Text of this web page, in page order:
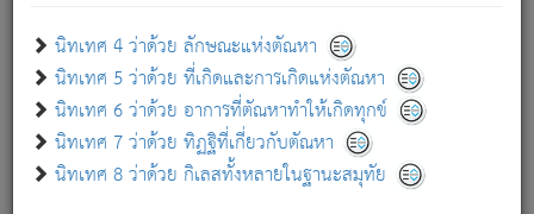
นิทเทศ 4 ว่าด้วย ลักษณะแห่งตัณหา
นิทเทศ 5 ว่าด้วย ที่เกิดและการเกิดแห่งตัณหา
นิทเทศ 6 ว่าด้วย อาการที่ตัณหาทำให้เกิดทุกข์
นิทเทศ 7 ว่าด้วย ทิฏฐิที่เกี่ยวกับตัณหา
นิทเทศ 8 ว่าด้วย กิเลสทั้งหลายในฐานะสมุทัย
อย่างนี้อยู่; เขาย่อมละภวตัณหาได้ และไม่เพลิดเพลินวิภวตัณหา
ด้วย.
ความดับเพราะความสำรอกไม่เหลือ (แห่งภพทั้งหลาย)
เพราะความสิ้นไปแห่งตัณหาโดยประการทั้งปวง นั้นคือ
นิพพาน.
ภพใหม่ย่อมไม่มีแก่ภิกษุนั้น ผู้ดับเย็นสนิทแล้ว เพราะไม่มี